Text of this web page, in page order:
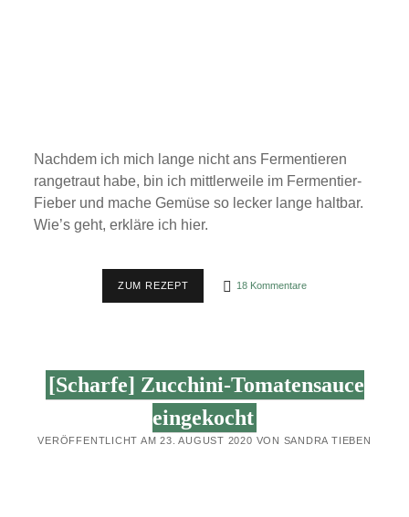
Nachdem ich mich lange nicht ans Fermentieren
rangetraut habe, bin ich mittlerweile im Fermentier-
Fieber und mache Gemüse so lecker lange haltbar.
Wie’s geht, erkläre ich hier.
ZUM REZEPTWIE
18 Kommentare
[Scharfe] Zucchini-Tomatensauce
eingekocht
VERÖFFENTLICHT AM 23. AUGUST 2020 VON SANDRA TIEBEN